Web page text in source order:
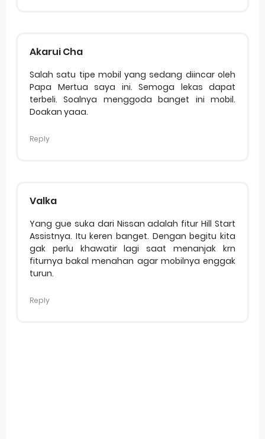
Akarui Cha
Salah satu tipe mobil yang sedang diincar oleh
Papa Mertua saya ini. Semoga lekas dapat
terbeli. Soalnya menggoda banget ini mobil.
Doakan yaaa.
Reply
Valka
Yang gue suka dari Nissan adalah fitur Hill Start
Assistnya. Itu keren banget. Dengan begitu kita
gak perlu khawatir lagi saat menanjak krn
fiturnya bakal menahan agar mobilnya enggak
turun.
Reply